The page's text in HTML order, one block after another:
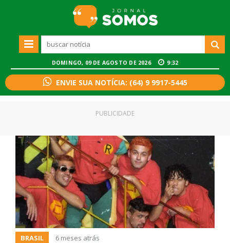
DOMINGO, 09 DE AGOSTO DE 2026 9:32
ENVIE SUA NOTÍCIA: (64) 9 9917-5445
BRASIL 6 meses atrás
PUBLICIDADE